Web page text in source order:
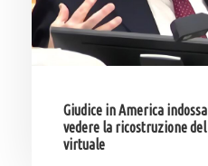
Giudice in America
vedere la ricostruzione
virtuale